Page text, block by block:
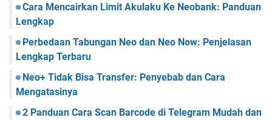
Cara Mencairkan Limit Akulaku Ke Neobank: Panduan
Lengkap
Perbedaan Tabungan Neo dan Neo Now: Penjelasan
Lengkap Terbaru
Neo+ Tidak Bisa Transfer: Penyebab dan Cara
Mengatasinya
2 Panduan Cara Scan Barcode di Telegram Mudah dan